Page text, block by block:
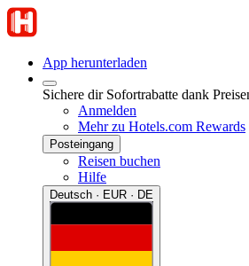
App herunterladen
Sichere dir Sofortrabatte dank
Anmelden
Mehr zu Hotels.com Rewards
Posteingang
Reisen buchen
Hilfe
Deutsch · EUR · DE